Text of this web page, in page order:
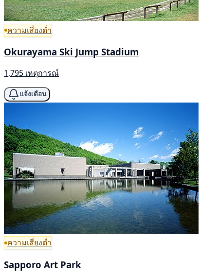
ความเสี่ยงต่ำ
Okurayama Ski Jump Stadium
1,795 เหตุการณ์
แจ้งเตือน
ความเสี่ยงต่ำ
Sapporo Art Park